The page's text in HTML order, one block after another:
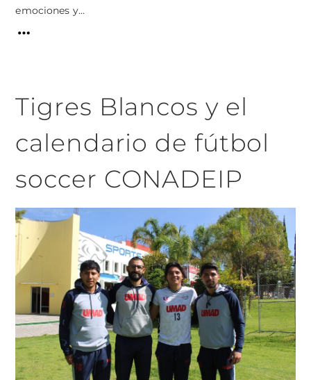
emociones y...
Tigres Blancos y el
calendario de fútbol
soccer CONADEIP